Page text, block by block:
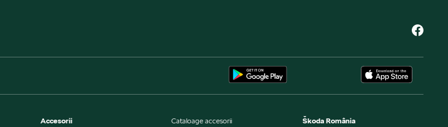
Accesorii
Cataloage accesorii
Škoda România